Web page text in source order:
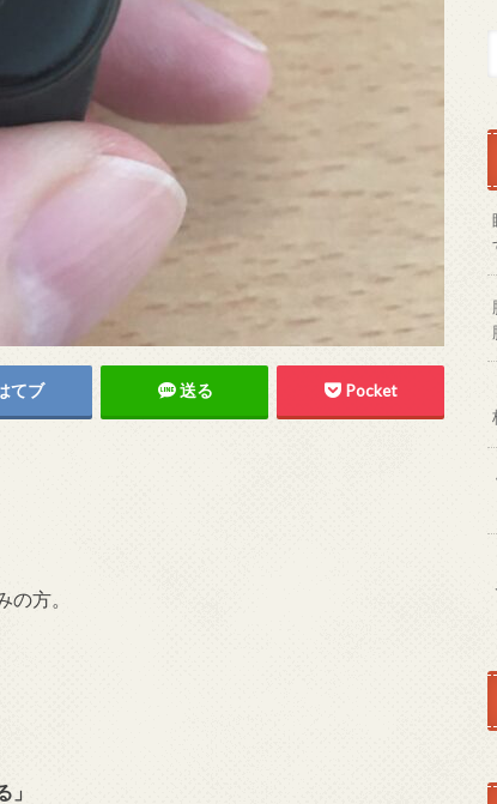
てブ 送る Pocket
方。
」